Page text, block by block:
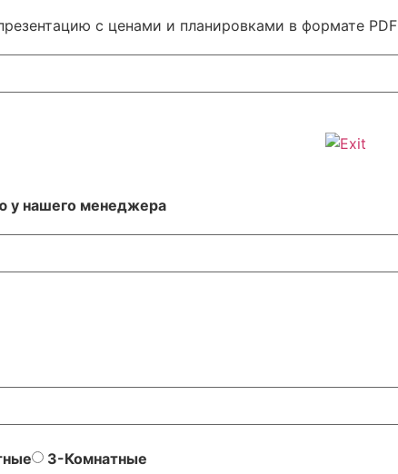
с ценами и планировками в формате PDF
у нашего менеджера
3-Комнатные